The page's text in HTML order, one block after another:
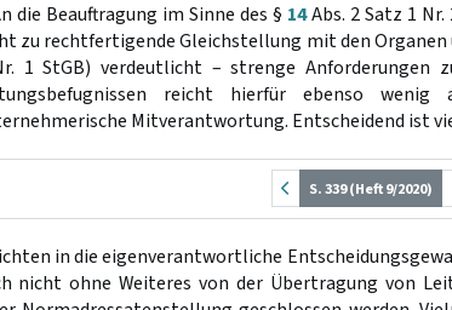
die Beauftragung im Sinne des § 14Abs. 2 Satz 1
zu rechtfertigende Gleichstellung mit den
1 StGB) verdeutlicht – strenge Anforderungen
reicht hierfür ebenso
Mitverantwortung. Entscheidend ist
S. 339 (Heft 9/2020)
in die eigenverantwortliche
nicht ohne Weiteres von der Übertragung von